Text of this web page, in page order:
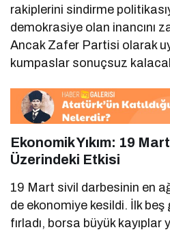
rakiplerini sindirme
demokrasiye olan inancını
Ancak Zafer Partisi olarak
kumpaslar sonuçsuz
Ekonomik Yıkım: 19
Üzerindeki Etkisi
19 Mart sivil darbesinin en
de ekonomiye kesildi. İlk beş
fırladı, borsa büyük